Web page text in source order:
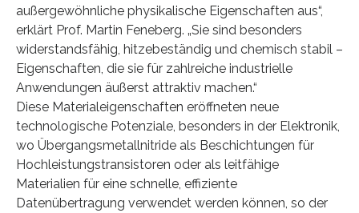
außergewöhnliche physikalische Eigenschaften aus“,
erklärt Prof. Martin Feneberg. „Sie sind besonders
widerstandsfähig, hitzebeständig und chemisch stabil –
Eigenschaften, die sie für zahlreiche industrielle
Anwendungen äußerst attraktiv machen.“
Diese Materialeigenschaften eröffneten neue
technologische Potenziale, besonders in der Elektronik,
wo Übergangsmetallnitride als Beschichtungen für
Hochleistungstransistoren oder als leitfähige
Materialien für eine schnelle, effiziente
Datenübertragung verwendet werden können, so der